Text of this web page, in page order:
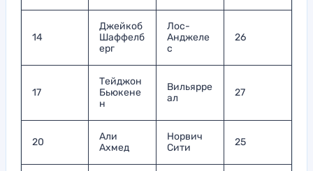
14
Джейкоб
Шаффелб
ерг
Лос-
Анджеле
с
26
17
Тейджон
Бьюкене
н
Вильярре
ал
27
20
Али
Ахмед
Норвич
Сити
25